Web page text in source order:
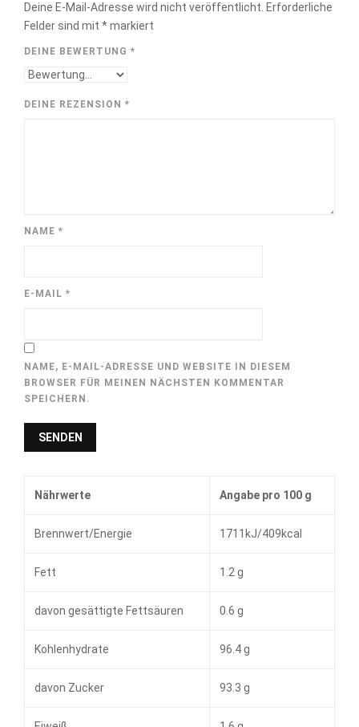
Deine E-Mail-Adresse wird nicht veröffentlicht. Erforderliche
Felder sind mit *markiert
DEINE BEWERTUNG *
DEINE REZENSION *
NAME *
E-MAIL *
NAME, E-MAIL-ADRESSE UND WEBSITE IN DIESEM
BROWSER FÜR MEINEN NÄCHSTEN KOMMENTAR
SPEICHERN.
Nährwerte Angabe pro 100 g
Brennwert/Energie 1711kJ/409kcal
Fett 1.2 g
davon gesättigte Fettsäuren 0.6 g
Kohlenhydrate 96.4 g
davon Zucker 93.3 g